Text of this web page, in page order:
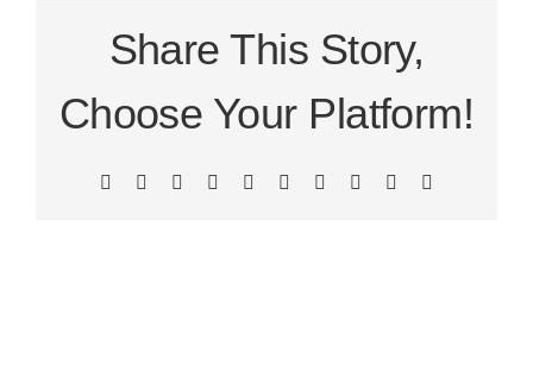
laisse
personne
te
faire
Share This Story,
Choose Your Platform!
Facebook Reddit LinkedInWhatsApp
TumblrPinterest Xing